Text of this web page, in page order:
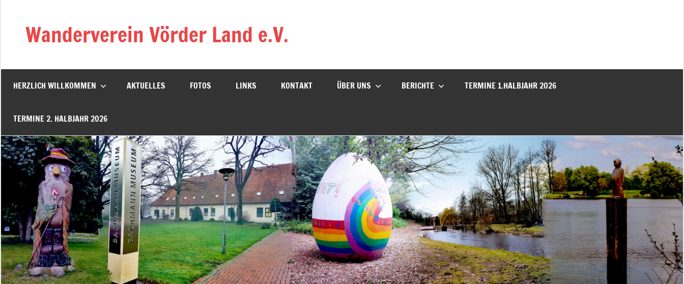
springenWanderverein Vörder Land e.V.
HERZLICH WILLKOMMEN AKTUELLES FOTOS LINKS KONTAKT ÜBER UNS BERICHTE TERMINE 1.HALBJAHR 2026
TERMINE 2. HALBJAHR 2026